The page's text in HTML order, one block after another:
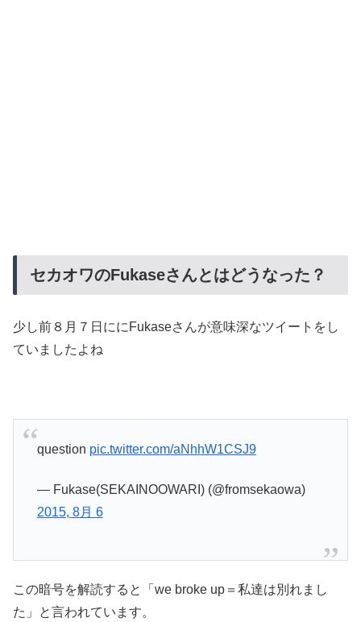
セカオワのFukaseさんとはどうなった？
少し前８月７日ににFukaseさんが意味深なツイートをし
ていましたよね
question pic.twitter.com/aNhhW1CSJ9
— Fukase(SEKAINOOWARI) (@fromsekaowa)
2015, 8月 6
この暗号を解読すると「we broke up＝私達は別れまし
た」と言われています。